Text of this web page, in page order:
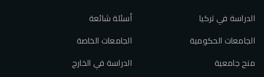
أسئلة شائعة
الدراسة في تركيا
الجامعات الخاصة
الجامعات الحكومية
الدراسة في الخارج
منح جامعية